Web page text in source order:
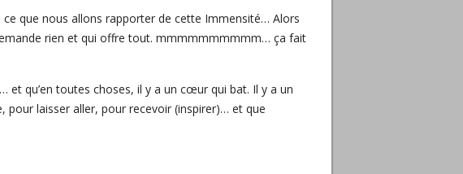
que nous allons rapporter de cette Immensité… Alors
rien et qui offre tout. mmmmmmmmmm… ça fait
et qu’en toutes choses, il y a un cœur qui bat. Il y a un
laisser aller, pour recevoir (inspirer)… et que